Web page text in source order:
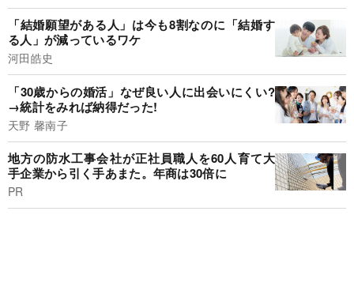
「結婚願望がある人」は今も8割なのに「結婚す
る人」が減っているワケ
河田皓史
「30歳からの婚活」なぜ良い人に出会いにくい?
→統計をみれば納得だった!
天野 馨南子
地方の防水工事会社が正社員職人を60人育て大
手企業から引く手あまた。年商は30倍に
PR